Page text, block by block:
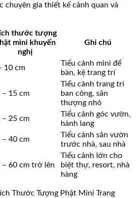
chuyên gia thiết kế cảnh quan và
thước tượng
mini khuyến
nghị
Ghi chú
10 cm
Tiểu cảnh mini để
bàn, kệ trang trí
– 15 cm
Tiểu cảnh trang trí
ban công, sân
thượng nhỏ
– 25 cm
Tiểu cảnh góc vườn,
hành lang
– 40 cm
Tiểu cảnh sân vườn
trước nhà, sau nhà
– 60 cm trở lên
Tiểu cảnh lớn cho
biệt thự, resort, nhà
hàng